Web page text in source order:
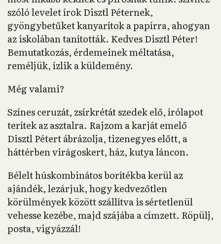
szóló levelet írok Disztl Péternek,
gyöngybetűket kanyarítok a papírra, ahogyan
az iskolában tanították. Kedves Disztl Péter!
Bemutatkozás, érdemeinek méltatása,
reméljük, ízlik a küldemény.
Még valami?
Színes ceruzát, zsírkrétát szedek elő, írólapot
terítek az asztalra. Rajzom a karját emelő
Disztl Pétert ábrázolja, tizenegyes előtt, a
háttérben virágoskert, ház, kutya láncon.
Bélelt húskombinátos borítékba kerül az
ajándék, lezárjuk, hogy kedvezőtlen
körülmények között szállítva is sértetlenül
vehesse kezébe, majd szájába a címzett. Röpülj,
posta, vigyázzál!